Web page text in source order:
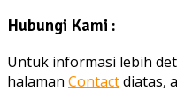
Hubungi Kami :
Untuk informasi lebih
halaman Contactdiatas,